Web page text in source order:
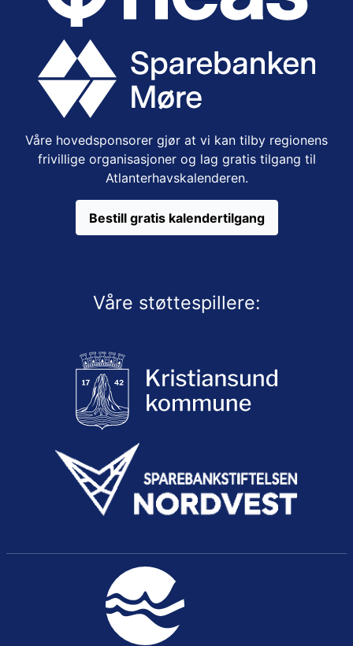
Våre hovedsponsorer gjør at vi kan tilby regionens
frivillige organisasjoner og lag gratis tilgang til
Atlanterhavskalenderen.
Bestill gratis kalendertilgang
Våre støttespillere: